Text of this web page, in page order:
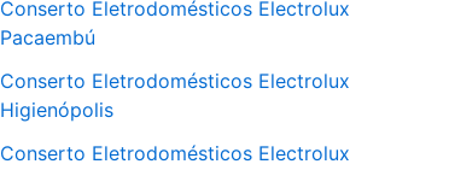
Conserto Eletrodomésticos Electrolux
Pacaembú
Conserto Eletrodomésticos Electrolux
Higienópolis
Conserto Eletrodomésticos Electrolux